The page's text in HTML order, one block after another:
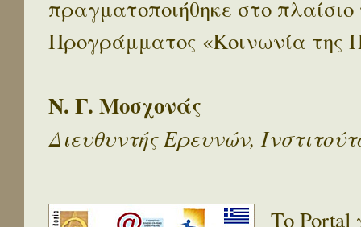
πραγματοποιήθηκε στο
Προγράμματος «Κοινωνία της
Ν. Γ. Μοσχονάς
Διευθυντής Ερευνών,
Το Portal